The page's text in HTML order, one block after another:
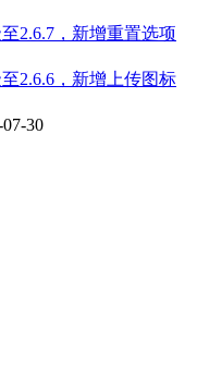
至2.6.7，新增重置选项
至2.6.6，新增上传图标
07-30